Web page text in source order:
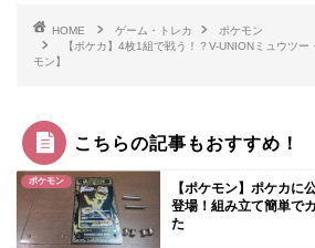
HOME ゲーム・トレカ
ポケモン
【ポケカ】4枚1組で戦う！？V-UNIONミュウツ
モン】
こちらの記事もおすすめ！
ポケモン
【ポケモン】ポケカに
登場！組み立て簡単で
た